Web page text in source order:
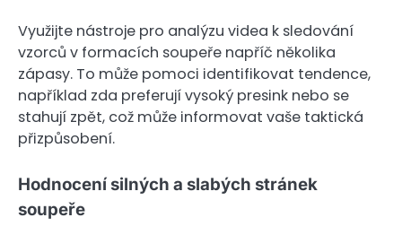
Využijte nástroje pro analýzu videa k sledování
vzorců v formacích soupeře napříč několika
zápasy. To může pomoci identifikovat tendence,
například zda preferují vysoký presink nebo se
stahují zpět, což může informovat vaše taktická
přizpůsobení.
Hodnocení silných a slabých stránek
soupeře